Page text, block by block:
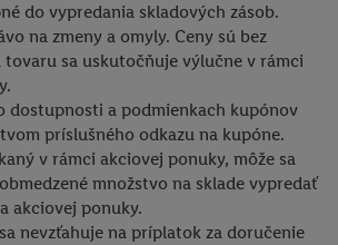
do vypredania skladových zásob.
na zmeny a omyly. Ceny sú bez
tovaru sa uskutočňuje výlučne v rámci
dostupnosti a podmienkach kupónov
príslušného odkazu na kupóne.
v rámci akciovej ponuky, môže sa
množstvo na sklade vypredať
akciovej ponuky.
nevzťahuje na príplatok za doručenie
zakúpením), sa môžu zobrazovať aj na
a v rôznych službách spoločnosti Lidl ak
koncových zariadení alebo
služieb spoločnosti Lidl, pomocou vašej
adresy a prípadne ďalších
ktoré má spoločnosť Criteo SA k
" môžete povoliť jednotlivé účely a nájsť
spracúvania osobných